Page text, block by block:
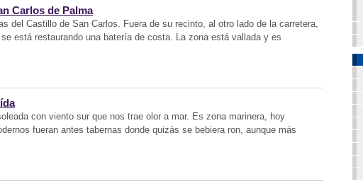
Carlos de Palma
del Castillo de San Carlos. Fuera de su recinto, al otro lado de la carretera,
está restaurando una batería de costa. La zona está vallada y es
con viento sur que nos trae olor a mar. Es zona marinera, hoy
fueran antes tabernas donde quizás se bebiera ron, aunque más